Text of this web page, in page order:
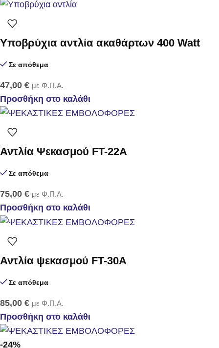
Υποβρύχια αντλία ακαθάρτων 400 Watt
Σε απόθεμα
47,00 € με Φ.Π.Α.
Προσθήκη στο καλάθι
Αντλία Ψεκασμού FT-22Α
Σε απόθεμα
75,00 € με Φ.Π.Α.
Προσθήκη στο καλάθι
Αντλία ψεκασμού FT-30Α
Σε απόθεμα
85,00 € με Φ.Π.Α.
Προσθήκη στο καλάθι
-24%